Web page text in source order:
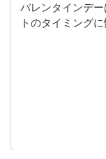
バレンタインデ
トのタイミング